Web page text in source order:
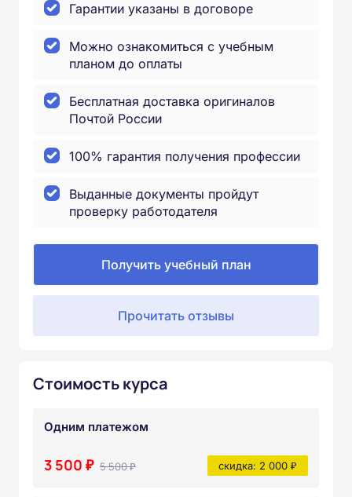
Гарантии указаны в договоре
Можно ознакомиться с учебным
планом до оплаты
Бесплатная доставка оригиналов
Почтой России
100% гарантия получения профессии
Выданные документы пройдут
проверку работодателя
Получить учебный план
Прочитать отзывы
Стоимость курса
Одним платежом
3 500 ₽ 5 500 ₽ скидка: 2 000 ₽